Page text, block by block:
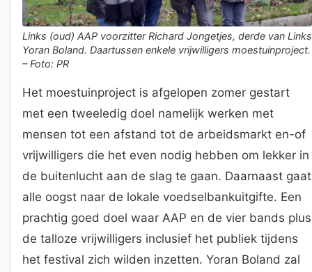
Links (oud) AAP voorzitter Richard Jongetjes, derde van Links
Yoran Boland. Daartussen enkele vrijwilligers moestuinproject.
– Foto: PR
Het moestuinproject is afgelopen zomer gestart
met een tweeledig doel namelijk werken met
mensen tot een afstand tot de arbeidsmarkt en-of
vrijwilligers die het even nodig hebben om lekker in
de buitenlucht aan de slag te gaan. Daarnaast gaat
alle oogst naar de lokale voedselbankuitgifte. Een
prachtig goed doel waar AAP en de vier bands plus
de talloze vrijwilligers inclusief het publiek tijdens
het festival zich wilden inzetten. Yoran Boland zal